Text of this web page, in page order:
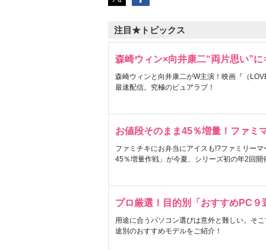
注目★トピックス
森崎ウィン×向井康二“両片思い”
森崎ウィンと向井康二がW主演！映画『（
最速配信。究極のピュアラブ！
お値段そのまま45％増量！ファミ
ファミチキにお弁当にアイスも!?ファミリー
45％増量作戦」が今夏、シリーズ初の年2回開
プロ厳選！目的別「おすすめPC９
用途に合うパソコン選びは意外と難しい。そ
途別のおすすめモデルをご紹介！